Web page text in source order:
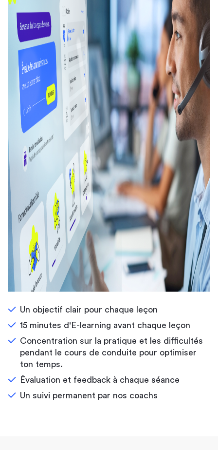
Un objectif clair pour chaque leçon
15 minutes d'E-learning avant chaque leçon
Concentration sur la pratique et les difficultés
pendant le cours de conduite pour optimiser
ton temps.
Évaluation et feedback à chaque séance
Un suivi permanent par nos coachs